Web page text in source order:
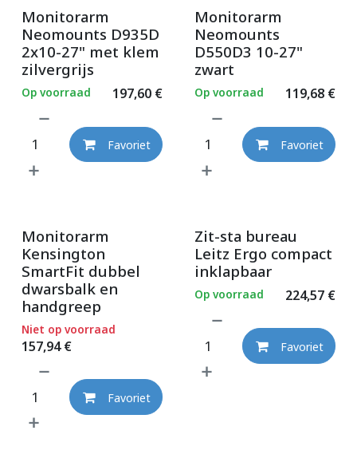
Monitorarm
Neomounts D935D
2x10-27" met klem
zilvergrijs
197,60€
Op voorraad
Favoriet
Monitorarm
Neomounts
D550D3 10-27"
zwart
119,68€
Op voorraad
Favoriet
Monitorarm
Kensington
SmartFit dubbel
dwarsbalk en
handgreep
157,94€
Niet op voorraad
Favoriet
Zit-sta bureau
Leitz Ergo compact
inklapbaar
224,57€
Op voorraad
Favoriet